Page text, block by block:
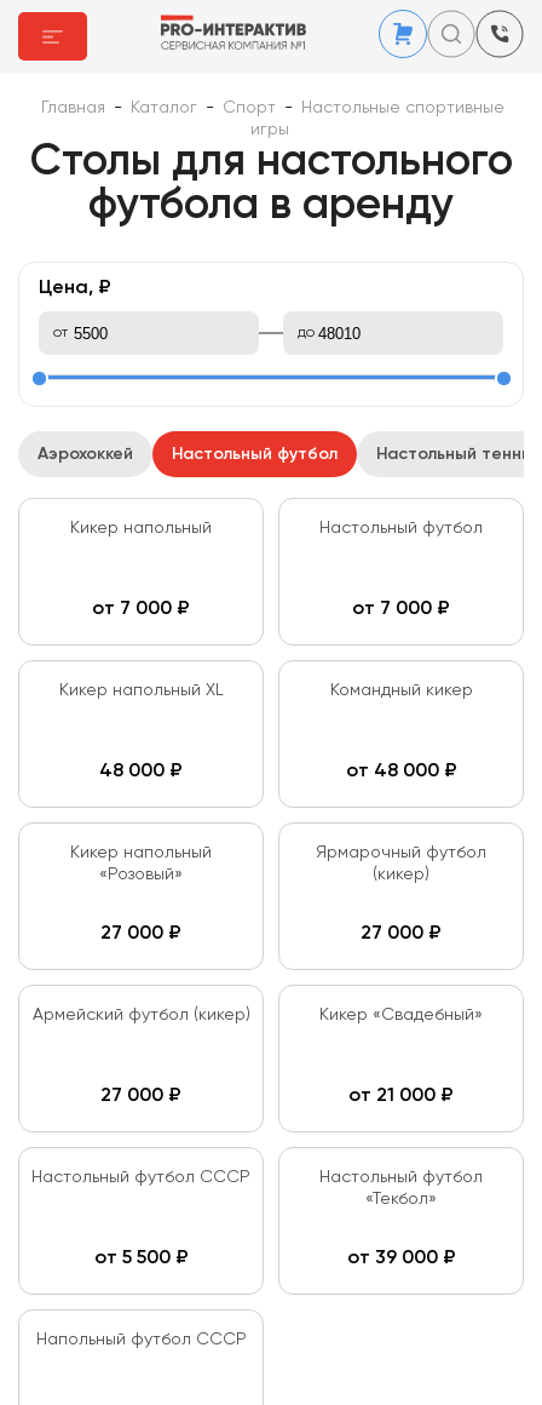
Главная - Каталог - Спорт -
Настольные спортивные
игры
Столы для настольного
футбола в аренду
Цена, ₽
от до
Аэрохоккей Настольный футбол Настольный теннис
Кикер напольный
от 7 000 ₽
Настольный футбол
от 7 000 ₽
Кикер напольный XL
48 000 ₽
Командный кикер
от 48 000₽
Кикер напольный
«Розовый»
27 000 ₽
Ярмарочный футбол
(кикер)
27 000 ₽
Армейский футбол (кикер)
27 000 ₽
Кикер «Свадебный»
от 21 000 ₽
Настольный футбол СССР
от 5 500₽
Настольный футбол
«Текбол»
от 39 000₽
Напольный футбол СССР